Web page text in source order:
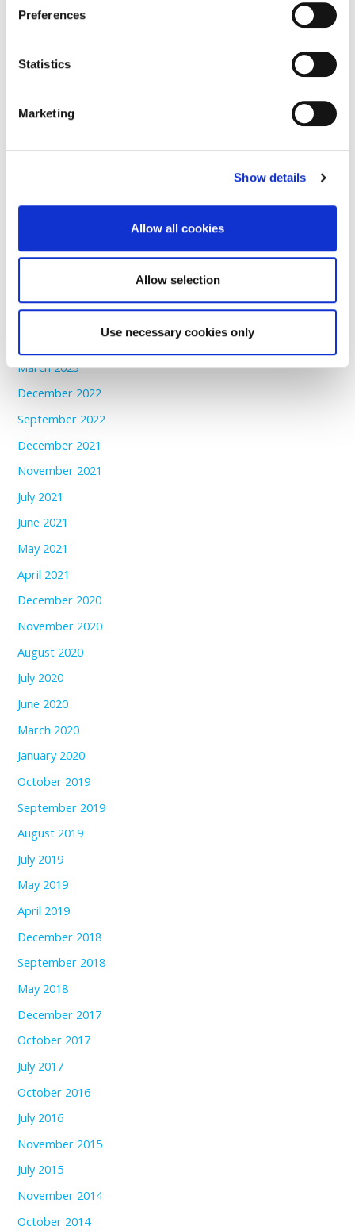
Preferences
Statistics
Marketing
Show details
Allow all cookies
Allow selection
Use necessary cookies only
December 2024
August 2024
January 2024
October 2023
May 2023
March 2023
December 2022
September 2022
December 2021
November 2021
July 2021
June 2021
May 2021
April 2021
December 2020
November 2020
August 2020
July 2020
June 2020
March 2020
January 2020
October 2019
September 2019
August 2019
July 2019
May 2019
April 2019
December 2018
September 2018
May 2018
December 2017
October 2017
July 2017
October 2016
July 2016
November 2015
July 2015
November 2014
October 2014